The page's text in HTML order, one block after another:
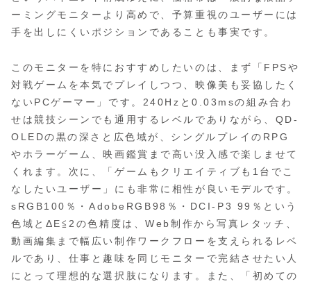
ーミングモニターより高めで、予算重視のユーザーには
手を出しにくいポジションであることも事実です。
このモニターを特におすすめしたいのは、まず「FPSや
対戦ゲームを本気でプレイしつつ、映像美も妥協したく
ないPCゲーマー」です。240Hzと0.03msの組み合わ
せは競技シーンでも通用するレベルでありながら、QD-
OLEDの黒の深さと広色域が、シングルプレイのRPG
やホラーゲーム、映画鑑賞まで高い没入感で楽しませて
くれます。次に、「ゲームもクリエイティブも1台でこ
なしたいユーザー」にも非常に相性が良いモデルです。
sRGB100％・AdobeRGB98％・DCI-P3 99％という
色域とΔE≦2の色精度は、Web制作から写真レタッチ、
動画編集まで幅広い制作ワークフローを支えられるレベ
ルであり、仕事と趣味を同じモニターで完結させたい人
にとって理想的な選択肢になります。また、「初めての